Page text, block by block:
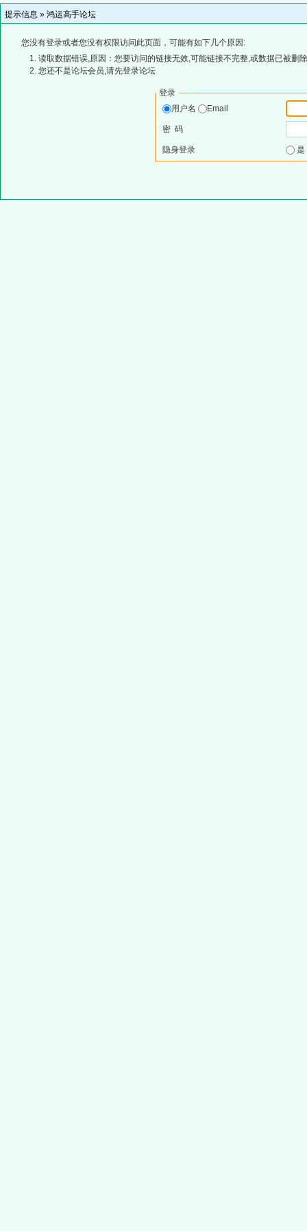
提示信息 » 鸿运高手论坛
您没有登录或者您没有权限访问此页面，可能有如下几个原因:
读取数据错误,原因：您要访问的链接无效,可能链接不完整,或数据已被删
您还不是论坛会员,请先登录论坛
登录
用户名
Email
密 码
隐身登录